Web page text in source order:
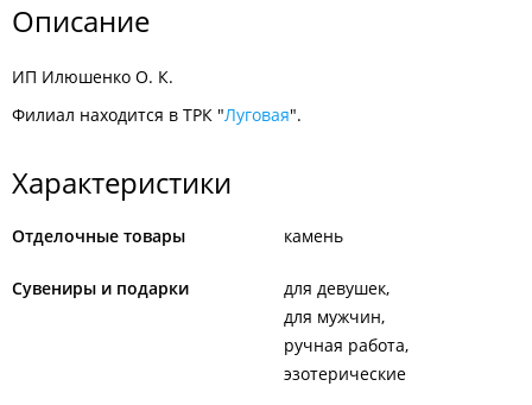
Описание
ИП Илюшенко О. К.
Филиал находится в ТРК "Луговая".
Характеристики
Отделочные товары камень
Сувениры и подарки
для девушек
для мужчин
ручная работа
эзотерические